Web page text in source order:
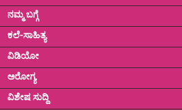
ನಮ್ಮ ಬಗ್ಗೆ
ಕಲೆ-ಸಾಹಿತ್ಯ
ವಿಡಿಯೋ
ಅರೋಗ್ಯ
ವಿಶೇಷ ಸುದ್ದಿ